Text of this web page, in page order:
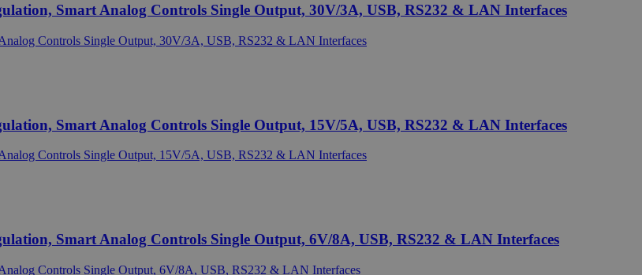
Smart Analog Controls Single Output, 30V/3A, USB, RS232 & LAN Interfaces
Smart Analog Controls Single Output, 15V/5A, USB, RS232 & LAN Interfaces
Smart Analog Controls Single Output, 6V/8A, USB, RS232 & LAN Interfaces